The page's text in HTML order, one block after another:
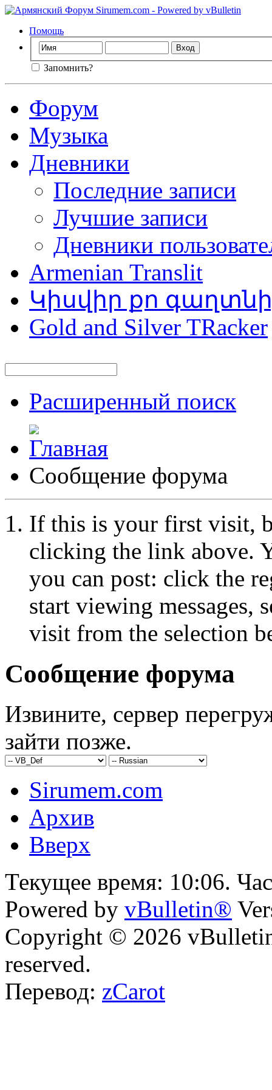
Помощь
Запомнить?
Форум
Музыка
Дневники
Последние записи
Лучшие записи
Дневники
Armenian Translit
Կիսվիր քո
Gold and Silver TRacker
Расширенный поиск
Сообщение форума
If this is your first visit,
clicking the link above.
you can post: click the
start viewing messages,
visit from the selection
Сообщение форума
Извините, сервер
зайти позже.
Sirumem.com
Архив
Вверх
Текущее время: 10:06.
Powered by vBulletin®
Copyright © 2026
reserved.
Перевод: zCarot